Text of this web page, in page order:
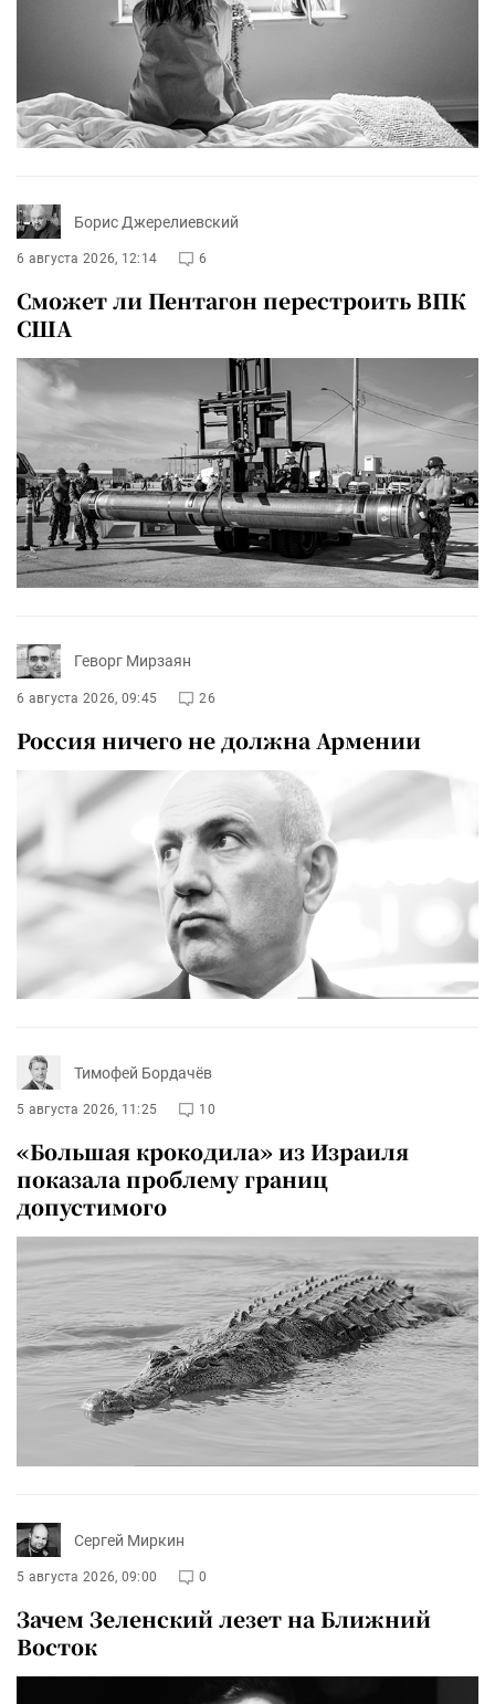
Борис Джерелиевский
6 августа 2026, 12:14 6
Сможет ли Пентагон перестроить ВПК
США
Геворг Мирзаян
6 августа 2026, 09:45 26
Россия ничего не должна Армении
Тимофей Бордачёв
5 августа 2026, 11:25 10
«Большая крокодила» из Израиля
показала проблему границ
допустимого
Сергей Миркин
5 августа 2026, 09:00 0
Зачем Зеленский лезет на Ближний
Восток